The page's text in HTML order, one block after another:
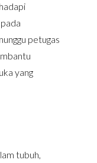
petugas
yang
tubuh,